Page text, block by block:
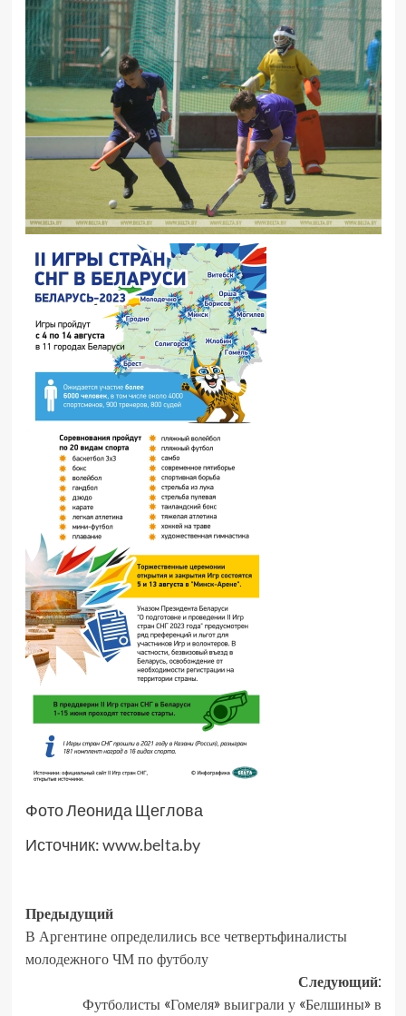
Фото Леонида Щеглова
Источник:www.belta.by
Предыдущий
В Аргентине определились все четвертьфиналисты
молодежного ЧМ по футболу
Следующий:
Футболисты «Гомеля» выиграли у «Белшины» в